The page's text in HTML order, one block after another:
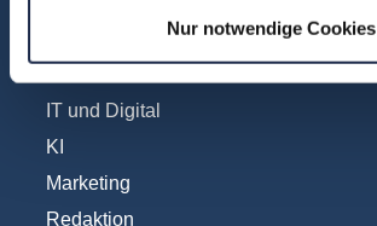
Nur notwendige Cookies
Fachübergreifend
IT und Digital
KI
Marketing
Redaktion